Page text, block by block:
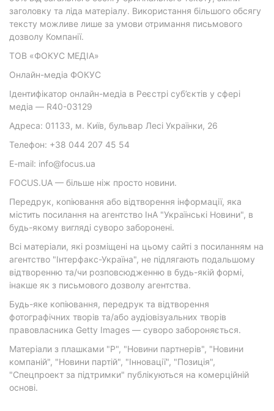
заголовку та ліда матеріалу. Використання більшого обсягу
тексту можливе лише за умови отримання письмового
дозволу Компанії.
ТОВ «ФОКУС МЕДІА»
Онлайн-медіа ФОКУС
Ідентифікатор онлайн-медіа в Реєстрі суб’єктів у сфері
медіа — R40-03129
Адреса: 01133, м. Київ, бульвар Лесі Українки, 26
Телефон: +38 044 207 45 54
E-mail: info@focus.ua
FOCUS.UA — більше ніж просто новини.
Передрук, копіювання або відтворення інформації, яка
містить посилання на агентство ІнА "Українські Новини", в
будь-якому вигляді суворо заборонені.
Всі матеріали, які розміщені на цьому сайті з посиланням на
агентство "Інтерфакс-Україна", не підлягають подальшому
відтворенню та/чи розповсюдженню в будь-якій формі,
інакше як з письмового дозволу агентства.
Будь-яке копіювання, передрук та відтворення
фотографічних творів та/або аудіовізуальних творів
правовласника Getty Images — суворо забороняється.
Матеріали з плашками "Р", "Новини партнерів", "Новини
компаній", "Новини партій", "Інновації", "Позиція",
"Спецпроект за підтримки" публікуються на комерційній
основі.